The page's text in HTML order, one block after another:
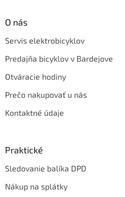
O nás
Servis elektrobicyklov
Predajňa bicyklov v Bardejove
Otváracie hodiny
Prečo nakupovať u nás
Kontaktné údaje
Praktické
Sledovanie balíka DPD
Nákup na splátky